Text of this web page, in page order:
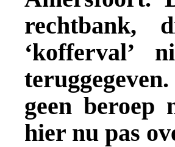
rechtbank,
‘kofferval’
geen beroep
hier nu pas